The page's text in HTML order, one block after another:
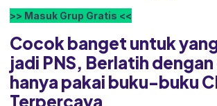
>> Masuk Grup Gratis <<
Cocok banget untuk
jadi PNS, Berlatih
hanya pakai buku-buku
Terpercaya